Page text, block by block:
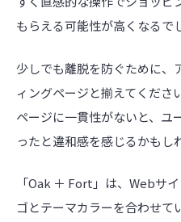
もらえる可能性が高くなるで
少しでも離脱を防ぐために、
ィングページと揃えてくださ
ページに一貫性がないと、ユ
ったと違和感を感じるかもし
「Oak ＋ Fort」は、Webサ
ゴとテーマカラーを合わせて